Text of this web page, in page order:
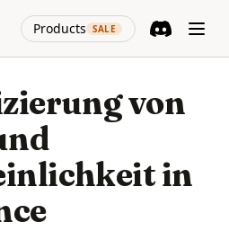
Products SALE
(opens in a
von
in